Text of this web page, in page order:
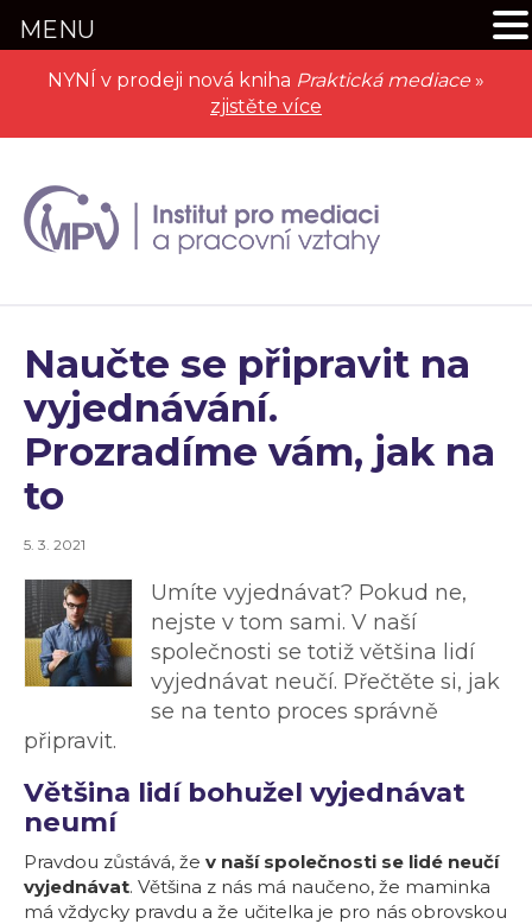
NYNÍ v prodeji nová kniha Praktická mediace »
zjistěte více
Naučte se připravit na
vyjednávání.
Prozradíme vám, jak na
to
5. 3. 2021
Umíte vyjednávat? Pokud ne,
nejste v tom sami. V naší
společnosti se totiž většina lidí
vyjednávat neučí. Přečtěte si, jak
se na tento proces správně
připravit.
Většina lidí bohužel vyjednávat
neumí
Pravdou zůstává, že v naší společnosti se lidé neučí
vyjednávat. Většina z nás má naučeno, že maminka
má vždycky pravdu a že učitelka je pro nás obrovskou
MENU